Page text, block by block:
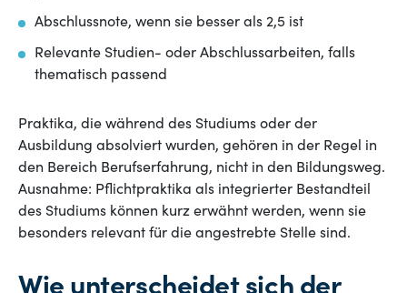
Abschlussnote, wenn sie besser als 2,5 ist
Relevante Studien- oder Abschlussarbeiten, falls
thematisch passend
Praktika, die während des Studiums oder der
Ausbildung absolviert wurden, gehören in der Regel in
den Bereich Berufserfahrung, nicht in den Bildungsweg.
Ausnahme: Pflichtpraktika als integrierter Bestandteil
des Studiums können kurz erwähnt werden, wenn sie
besonders relevant für die angestrebte Stelle sind.